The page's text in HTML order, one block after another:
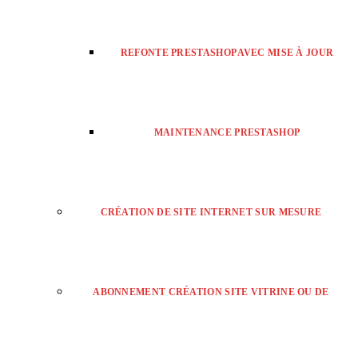
REFONTE PRESTASHOP AVEC MISE À JOUR
MAINTENANCE PRESTASHOP
CRÉATION DE SITE INTERNET SUR MESURE
ABONNEMENT CRÉATION SITE VITRINE OU DE